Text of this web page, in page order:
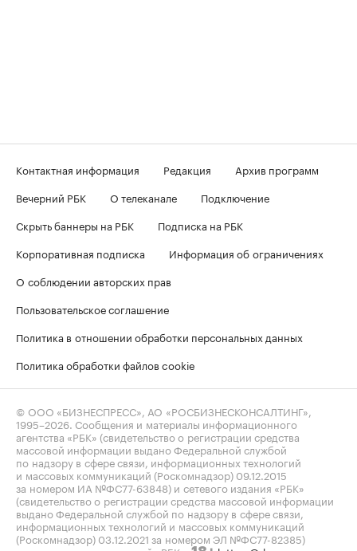
Контактная информация Редакция
Архив программ
Вечерний РБК
О телеканале
Подключение
Скрыть баннеры на РБК
Подписка на РБК
Корпоративная подписка
Информация об ограничениях
О соблюдении авторских прав
Пользовательское соглашение
Политика в отношении обработки персональных данных
Политика обработки файлов cookie
© ООО «БИЗНЕСПРЕСС», АО «РОСБИЗНЕСКОНСАЛТИНГ»,
1995–2026 . Сообщения и материалы информационного
агентства «РБК» (свидетельство о регистрации средства
массовой информации выдано Федеральной службой
по надзору в сфере связи, информационных технологий
и массовых коммуникаций (Роскомнадзор) 09.12.2015
за номером ИА №ФС77-63848) и сетевого издания «РБК»
(свидетельство о регистрации средства массовой информации
выдано Федеральной службой по надзору в сфере связи,
информационных технологий и массовых коммуникаций
(Роскомнадзор) 03.12.2021 за номером ЭЛ №ФС77-82385)